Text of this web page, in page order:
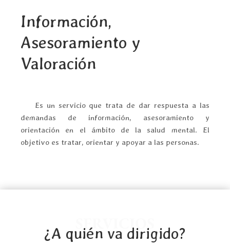
Información,
Asesoramiento y
Valoración
Es un servicio que trata de dar respuesta a las
demandas de información, asesoramiento y
orientación en el ámbito de la salud mental. El
objetivo es tratar, orientar y apoyar a las personas.
SERVICIOS
¿A quién va dirigido?